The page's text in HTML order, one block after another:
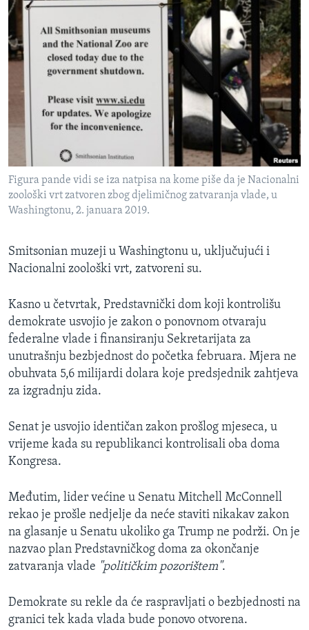
Figura pande vidi se iza natpisa na kome piše da je Nacionalni
zoološki vrt zatvoren zbog djelimičnog zatvaranja vlade, u
Washingtonu, 2. januara 2019.
Smitsonian muzeji u Washingtonu u, uključujući i
Nacionalni zoološki vrt, zatvoreni su.
Kasno u četvrtak, Predstavnički dom koji kontrolišu
demokrate usvojio je zakon o ponovnom otvaraju
federalne vlade i finansiranju Sekretarijata za
unutrašnju bezbjednost do početka februara. Mjera ne
obuhvata 5,6 milijardi dolara koje predsjednik zahtjeva
za izgradnju zida.
Senat je usvojio identičan zakon prošlog mjeseca, u
vrijeme kada su republikanci kontrolisali oba doma
Kongresa.
Međutim, lider većine u Senatu Mitchell McConnell​
rekao je prošle nedjelje da neće staviti nikakav zakon
na glasanje u Senatu ukoliko ga Trump ne podrži. On je
nazvao plan Predstavničkog doma za okončanje
zatvaranja vlade "političkim pozorištem".
Demokrate su rekle da će raspravljati o bezbjednosti na
granici tek kada vlada bude ponovo otvorena.